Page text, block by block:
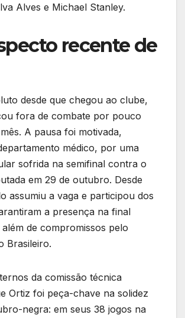
Alves e Michael Stanley.
recente de
desde que chegou ao clube,
fora de combate por pouco
A pausa foi motivada,
médico, por uma
sofrida na semifinal contra o
em 29 de outubro. Desde
assumiu a vaga e participou dos
a presença na final
de compromissos pelo
Brasileiro.
da comissão técnica
Ortiz foi peça-chave na solidez
negra: em seus 38 jogos na